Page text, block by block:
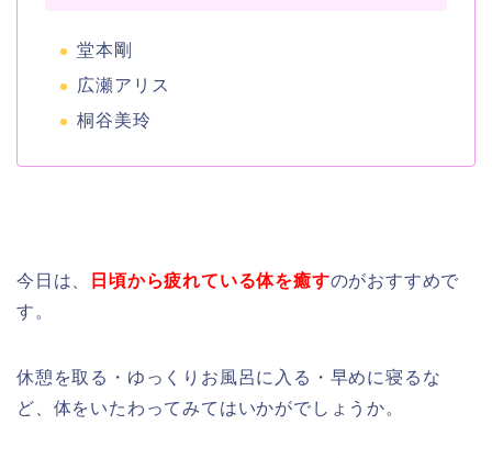
堂本剛
広瀬アリス
桐谷美玲
今日は、 日頃から疲れている体を癒すのがおすすめで
す。
休憩を取る・ゆっくりお風呂に入る・早めに寝るな
ど、体をいたわってみてはいかがでしょうか。